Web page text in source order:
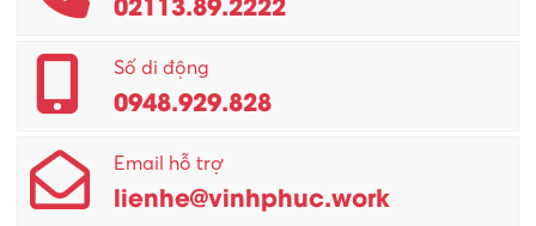
Promotion Girl (PG)
Quản lý – Giám đốc
Quản lý chất lượng – QC
Quản lý sản xuất
Quản trị kinh doanh
Số di động
0948.929.828
Email hỗ trợ
lienhe@vinhphuc.work